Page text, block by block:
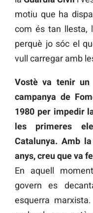
motiu que ha
com és tan llesta,
perquè jo sóc el
vull carregar amb
Vostè va tenir
campanya de
1980 per impedir
les primeres
Catalunya. Amb
anys, creu que va
En aquell
govern es
esquerra